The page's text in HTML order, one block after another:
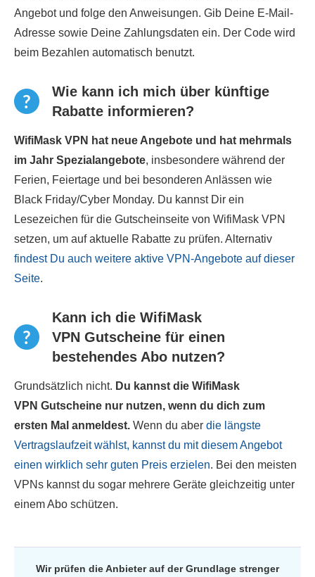
Angebot und folge den Anweisungen. Gib Deine E-Mail-
Adresse sowie Deine Zahlungsdaten ein. Der Code wird
beim Bezahlen automatisch benutzt.
Wie kann ich mich über künftige
Rabatte informieren?
WifiMask VPN hat neue Angebote und hat mehrmals
im Jahr Spezialangebote, insbesondere während der
Ferien, Feiertage und bei besonderen Anlässen wie
Black Friday/Cyber Monday. Du kannst Dir ein
Lesezeichen für die Gutscheinseite von WifiMask VPN
setzen, um auf aktuelle Rabatte zu prüfen. Alternativ
findest Du auch weitere aktive VPN-Angebote auf dieser
Seite.
Kann ich die WifiMask
VPN Gutscheine für einen
bestehendes Abo nutzen?
Grundsätzlich nicht. Du kannst die WifiMask
VPN Gutscheine nur nutzen, wenn du dich zum
ersten Mal anmeldest. Wenn du aber die längste
Vertragslaufzeit wählst, kannst du mit diesem Angebot
einen wirklich sehr guten Preis erzielen. Bei den meisten
VPNs kannst du sogar mehrere Geräte gleichzeitig unter
einem Abo schützen.
Wir prüfen die Anbieter auf der Grundlage strenger